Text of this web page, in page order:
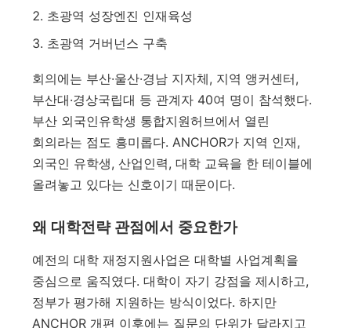
초광역 성장엔진 인재육성
초광역 거버넌스 구축
회의에는 부산·울산·경남 지자체, 지역 앵커센터,
부산대·경상국립대 등 관계자 40여 명이 참석했다.
부산 외국인유학생 통합지원허브에서 열린
회의라는 점도 흥미롭다. ANCHOR가 지역 인재,
외국인 유학생, 산업인력, 대학 교육을 한 테이블에
올려놓고 있다는 신호이기 때문이다.
왜 대학전략 관점에서 중요한가
예전의 대학 재정지원사업은 대학별 사업계획을
중심으로 움직였다. 대학이 자기 강점을 제시하고,
정부가 평가해 지원하는 방식이었다. 하지만
ANCHOR 개편 이후에는 질문의 단위가 달라지고